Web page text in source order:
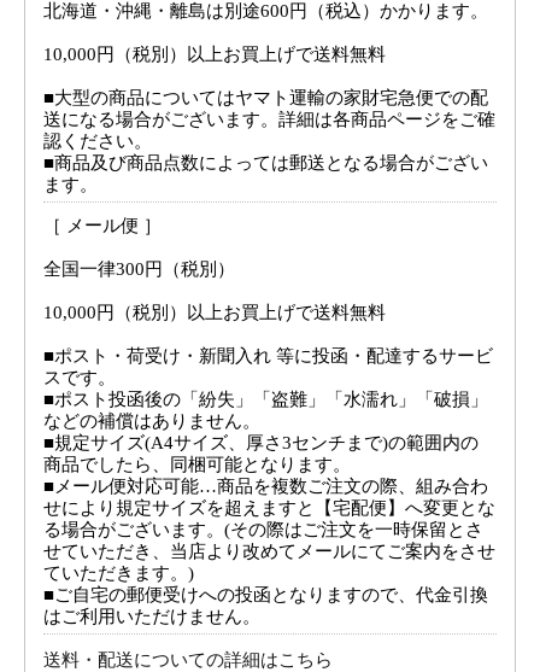
北海道・沖縄・離島は別途600円（税込）かかります。
10,000円（税別）以上お買上げで送料無料
■大型の商品についてはヤマト運輸の家財宅急便での配
送になる場合がございます。詳細は各商品ページをご確
認ください。
■商品及び商品点数によっては郵送となる場合がござい
ます。
［ メール便 ］
全国一律300円（税別）
10,000円（税別）以上お買上げで送料無料
■ポスト・荷受け・新聞入れ 等に投函・配達するサービ
スです。
■ポスト投函後の「紛失」「盗難」「水濡れ」「破損」
などの補償はありません。
■規定サイズ(A4サイズ、厚さ3センチまで)の範囲内の
商品でしたら、同梱可能となります。
■メール便対応可能…商品を複数ご注文の際、組み合わ
せにより規定サイズを超えますと【宅配便】へ変更とな
る場合がございます。(その際はご注文を一時保留とさ
せていただき、当店より改めてメールにてご案内をさせ
ていただきます。)
■ご自宅の郵便受けへの投函となりますので、代金引換
はご利用いただけません。
送料・配送についての詳細はこちら